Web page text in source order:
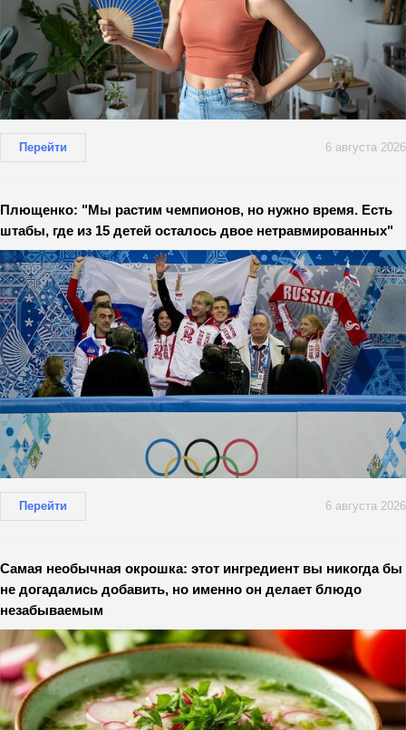
Перейти 6 августа 2026
Плющенко: "Мы растим чемпионов, но нужно время. Есть
штабы, где из 15 детей осталось двое нетравмированных"
Перейти 6 августа 2026
Самая необычная окрошка: этот ингредиент вы никогда бы
не догадались добавить, но именно он делает блюдо
незабываемым